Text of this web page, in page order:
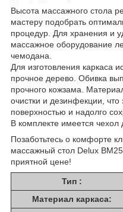
Высота массажного стола
мастеру подобрать
процедур. Для хранения и
массажное оборудование
чемодана.
Для изготовления каркаса
прочное дерево. Обивка
прочного кожзама.
очистки и дезинфекции, что
поверхностью и надолго
В комплекте имеется
Позаботьтесь о комфорте
массажный стол Delux
приятной цене!
Тип :
Материал каркаса: